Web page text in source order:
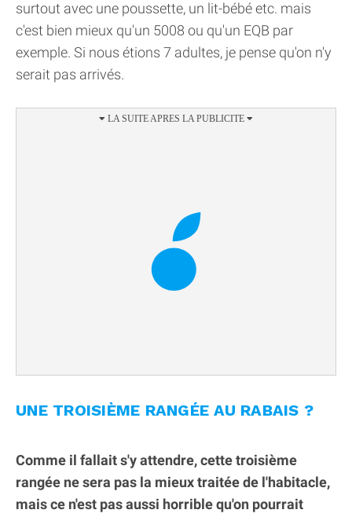
surtout avec une poussette, un lit-bébé etc. mais
c'est bien mieux qu'un 5008 ou qu'un EQB par
exemple. Si nous étions 7 adultes, je pense qu'on n'y
serait pas arrivés.
UNE TROISIÈME RANGÉE AU RABAIS ?
Comme il fallait s'y attendre, cette troisième
rangée ne sera pas la mieux traitée de l'habitacle,
mais ce n'est pas aussi horrible qu'on pourrait